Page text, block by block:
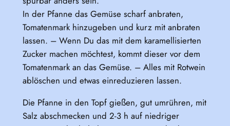
In der Pfanne das Gemüse scharf anbraten,
Tomatenmark hinzugeben und kurz mit anbraten
lassen. – Wenn Du das mit dem karamellisierten
Zucker machen möchtest, kommt dieser vor dem
Tomatenmark an das Gemüse. – Alles mit Rotwein
ablöschen und etwas einreduzieren lassen.
Die Pfanne in den Topf gießen, gut umrühren, mit
Salz abschmecken und 2-3 h auf niedriger